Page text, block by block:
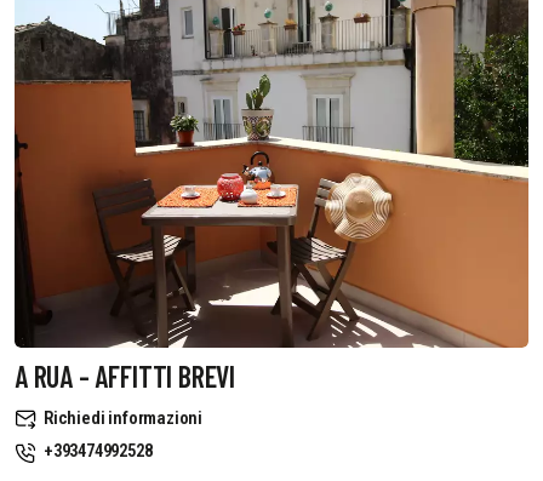
A RUA - AFFITTI BREVI
Richiedi informazioni
+393474992528